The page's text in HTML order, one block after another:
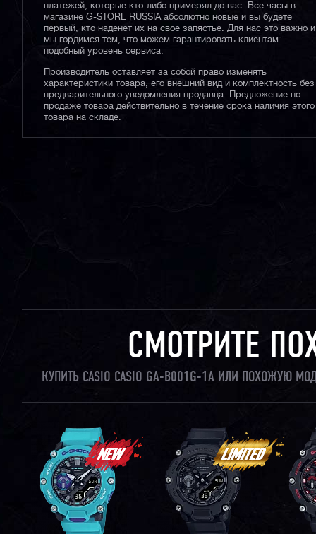
платежей, которые кто-либо примерял до вас. Все часы в
магазине G-STORE RUSSIA абсолютно новые и вы будете
первый, кто наденет их на свое запястье. Для нас это важно и
мы гордимся тем, что можем гарантировать клиентам
подобный уровень сервиса.
Производитель оставляет за собой право изменять
характеристики товара, его внешний вид и комплектность без
предварительного уведомления продавца. Предложение по
продаже товара действительно в течение срока наличия этого
товара на складе.
СМОТРИТЕ
КУПИТЬ CASIO CASIO GA-B001G-1A ИЛИ ПОХОЖУЮ